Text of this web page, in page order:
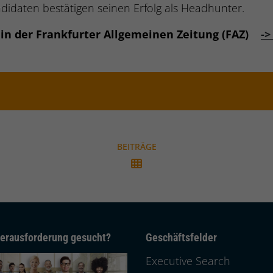
bestätigen seinen Erfolg als Headhunter.
in der Frankfurter Allgemeinen Zeitung (FAZ) -
BEITRÄGE
gesucht? Geschäftsfelder
Executive Search